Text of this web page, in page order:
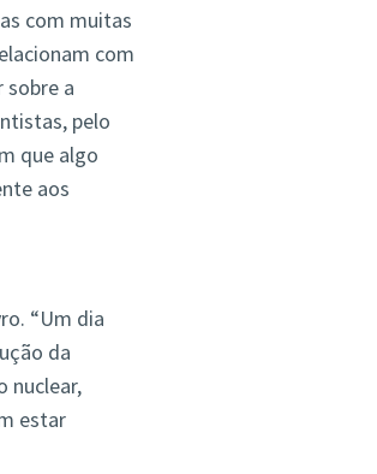
com muitas
com
sobre a
pelo
que algo
aos
“Um dia
da
nuclear,
estar